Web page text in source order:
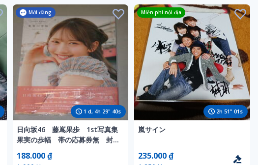
1 d, 4h 29" 38s
Mới đăng
日向坂46 藤嶌果歩 1st写真集
果実の歩幅 帯の応募券無 封入
ポストカード無 未読品 在庫個
数9
188.000 ₫
2h 50" 59 s
Miễn phí nội địa
嵐サイン
235.000 ₫